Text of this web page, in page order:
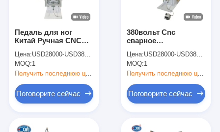
Педаль для ног
Китай Ручная CNC
сопротивление
Медная проволока
Машины для сварки
Цена:USD28000-USD38000
MOQ:1
Получить последнюю цену
Поговорите сейчас
380вольт Cnc
сварное
Промышленные
Медные проволоки
точка сварщик
сварочные машины
Цена:USD28000-USD38000
MOQ:1
Поговорите сейчас